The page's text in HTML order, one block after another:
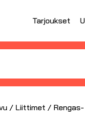
Tarjoukset
/ Liittimet /